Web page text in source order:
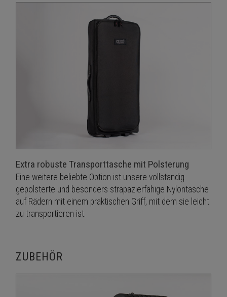
Extra robuste Transporttasche mit Polsterung
Eine weitere beliebte Option ist unsere vollständig
gepolsterte und besonders strapazierfähige Nylontasche
auf Rädern mit einem praktischen Griff, mit dem sie leicht
zu transportieren ist.
ZUBEHÖR